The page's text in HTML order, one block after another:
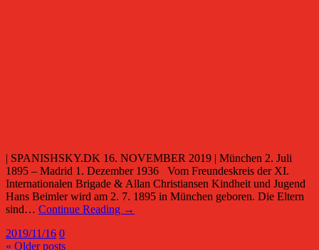
| SPANISHSKY.DK 16. NOVEMBER 2019 | München 2. Juli
1895 – Madrid 1. Dezember 1936 Vom Freundeskreis der XI.
Internationalen Brigade & Allan Christiansen Kindheit und Jugend
Hans Beimler wird am 2. 7. 1895 in München geboren. Die Eltern
sind… Continue Reading →
2019/11/16 0
« Older posts